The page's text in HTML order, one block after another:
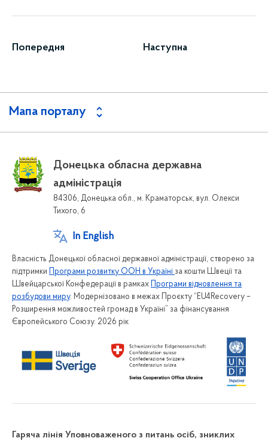
Попередня Наступна
Мапа порталу
Донецька обласна державна
адміністрація
84306, Донецька обл., м. Краматорськ, вул. Олекси
Тихого, 6
In English
Власність Донецької обласної державної адміністрації, створено за
підтримки Програми розвитку ООН в Україні за кошти Швеції та
Швейцарської Конфедерації в рамках Програми відновлення та
розбудови миру. Модернізовано в межах Проєкту “EU4Recovery –
Розширення можливостей громад в Україні” за фінансування
Європейського Союзу. 2026 рік
Гаряча лінія Уповноваженого з питань осіб, зниклих